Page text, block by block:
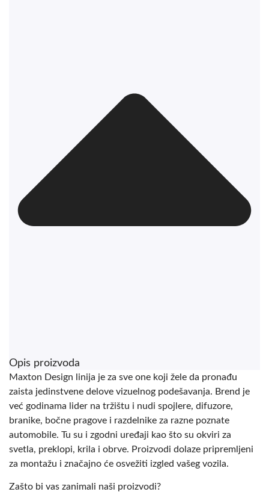
Opis proizvoda
Maxton Design linija je za sve one koji žele da pronađu
zaista jedinstvene delove vizuelnog podešavanja. Brend je
već godinama lider na tržištu i nudi spojlere, difuzore,
branike, bočne pragove i razdelnike za razne poznate
automobile. Tu su i zgodni uređaji kao što su okviri za
svetla, preklopi, krila i obrve. Proizvodi dolaze pripremljeni
za montažu i značajno će osvežiti izgled vašeg vozila.
Zašto bi vas zanimali naši proizvodi?